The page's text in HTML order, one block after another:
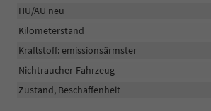
HU/AU neu
Kilometerstand
Kraftstoff: emissionsärmster
Nichtraucher-Fahrzeug
Zustand, Beschaffenheit